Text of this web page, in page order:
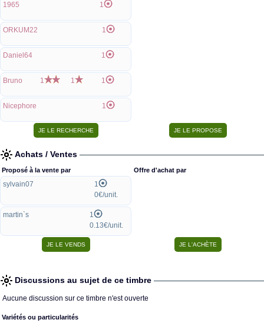
1965 1
ORKUM22 1
Daniel64 1
Bruno 1 1 1
Nicephore 1
Achats / Ventes
Proposé à la vente par
sylvain07
1
0€/unit.
martin`s
1
0.13€/unit.
Offre d'achat par
Discussions au sujet de ce timbre
Aucune discussion sur ce timbre n'est ouverte
Variétés ou particularités